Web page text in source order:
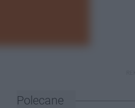
Polecane